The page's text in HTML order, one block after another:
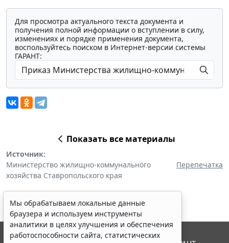
Для просмотра актуального текста документа и
получения полной информации о вступлении в силу,
изменениях и порядке применения документа,
воспользуйтесь поиском в Интернет-версии системы
ГАРАНТ:
Показать все материалы
Источник:
Министерство жилищно-коммунального
хозяйства Ставропольского края
Перепечатка
Мы обрабатываем локальные данные
браузера и используем инструменты
аналитики в целях улучшения и обеспечения
работоспособности сайта, статистических